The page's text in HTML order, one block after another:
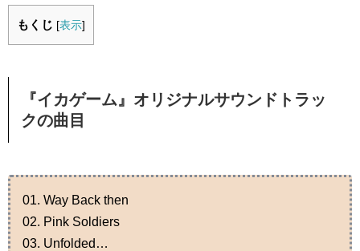
もくじ [表示]
『イカゲーム』オリジナルサウンドトラッ
クの曲目
01. Way Back then
02. Pink Soldiers
03. Unfolded…